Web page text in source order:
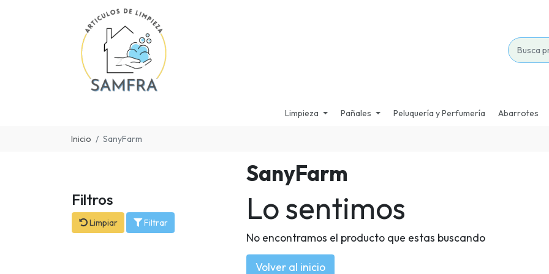
Limpieza Pañales Peluquería y Perfumería Abarrotes
Inicio SanyFarm
SanyFarm
Filtros
Limpiar Filtrar Lo sentimos
No encontramos el producto que estas buscando
Volver al inicio